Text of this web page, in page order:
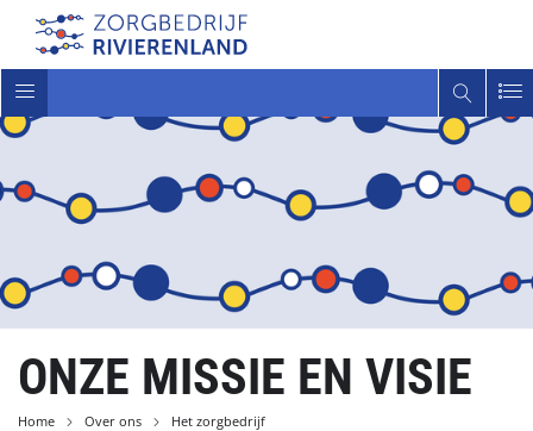
Toggle
navigatie
ONZE MISSIE EN VISIE
Home Over ons Het zorgbedrijf